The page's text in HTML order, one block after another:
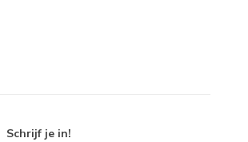
Schrijf je in!